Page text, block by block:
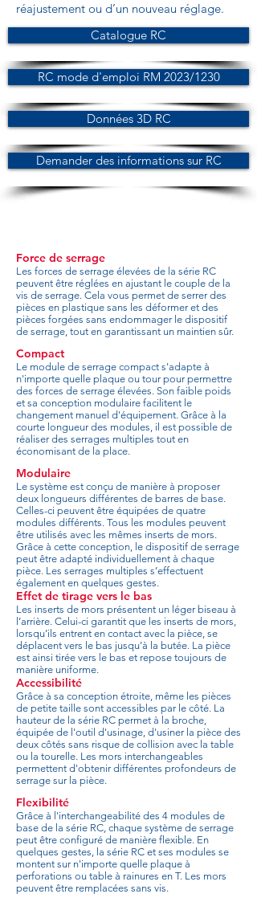
réajustement ou d’un nouveau réglage.
Catalogue RC
RC mode d'emploi RM 2023/1230
Données 3D RC
Demander des informations sur RC
Force de serrage
Les forces de serrage élevées de la série RC
peuvent être réglées en ajustant le couple de la
vis de serrage. Cela vous permet de serrer des
pièces en plastique sans les déformer et des
pièces forgées sans endommager le dispositif
de serrage, tout en garantissant un maintien sûr.
Compact
Le module de serrage compact s'adapte à
n'importe quelle plaque ou tour pour permettre
des forces de serrage élevées. Son faible poids
et sa conception modulaire facilitent le
changement manuel d'équipement. Grâce à la
courte longueur des modules, il est possible de
réaliser des serrages multiples tout en
économisant de la place.
Modulaire
Le système est conçu de manière à proposer
deux longueurs différentes de barres de base.
Celles-ci peuvent être équipées de quatre
modules différents. Tous les modules peuvent
être utilisés avec les mêmes inserts de mors.
Grâce à cette conception, le dispositif de serrage
peut être adapté individuellement à chaque
pièce. Les serrages multiples s’effectuent
également en quelques gestes.
Effet de tirage vers le bas
Les inserts de mors présentent un léger biseau à
l’arrière. Celui-ci garantit que les inserts de mors,
lorsqu’ils entrent en contact avec la pièce, se
déplacent vers le bas jusqu’à la butée. La pièce
est ainsi tirée vers le bas et repose toujours de
manière uniforme.
Accessibilité
Grâce à sa conception étroite, même les pièces
de petite taille sont accessibles par le côté. La
hauteur de la série RC permet à la broche,
équipée de l'outil d'usinage, d'usiner la pièce des
deux côtés sans risque de collision avec la table
ou la tourelle. Les mors interchangeables
permettent d'obtenir différentes profondeurs de
serrage sur la pièce.
Flexibilité
Grâce à l'interchangeabilité des 4 modules de
base de la série RC, chaque système de serrage
peut être configuré de manière flexible. En
quelques gestes, la série RC et ses modules se
montent sur n'importe quelle plaque à
perforations ou table à rainures en T. Les mors
peuvent être remplacées sans vis.